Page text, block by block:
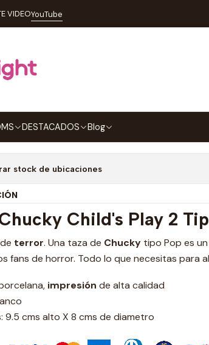
DESTACADOS Blog
VIDEOYouTube
Tipo Pop
Tipo Pop
a la lista de favoritos
stock de ubicaciones
Child's Play 2
terror. Una taza de Chucky tipo Pop es
fans de horror. Todo lo que necesitas para
impresión de alta calidad
9.5 cms alto X 8 cms de diametro